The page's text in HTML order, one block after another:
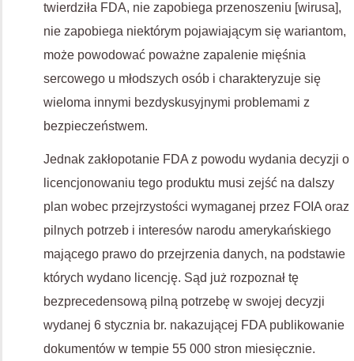
twierdziła FDA, nie zapobiega przenoszeniu [wirusa],
nie zapobiega niektórym pojawiającym się wariantom,
może powodować poważne zapalenie mięśnia
sercowego u młodszych osób i charakteryzuje się
wieloma innymi bezdyskusyjnymi problemami z
bezpieczeństwem.
Jednak zakłopotanie FDA z powodu wydania decyzji o
licencjonowaniu tego produktu musi zejść na dalszy
plan wobec przejrzystości wymaganej przez FOIA oraz
pilnych potrzeb i interesów narodu amerykańskiego
mającego prawo do przejrzenia danych, na podstawie
których wydano licencję. Sąd już rozpoznał tę
bezprecedensową pilną potrzebę w swojej decyzji
wydanej 6 stycznia br. nakazującej FDA publikowanie
dokumentów w tempie 55 000 stron miesięcznie.